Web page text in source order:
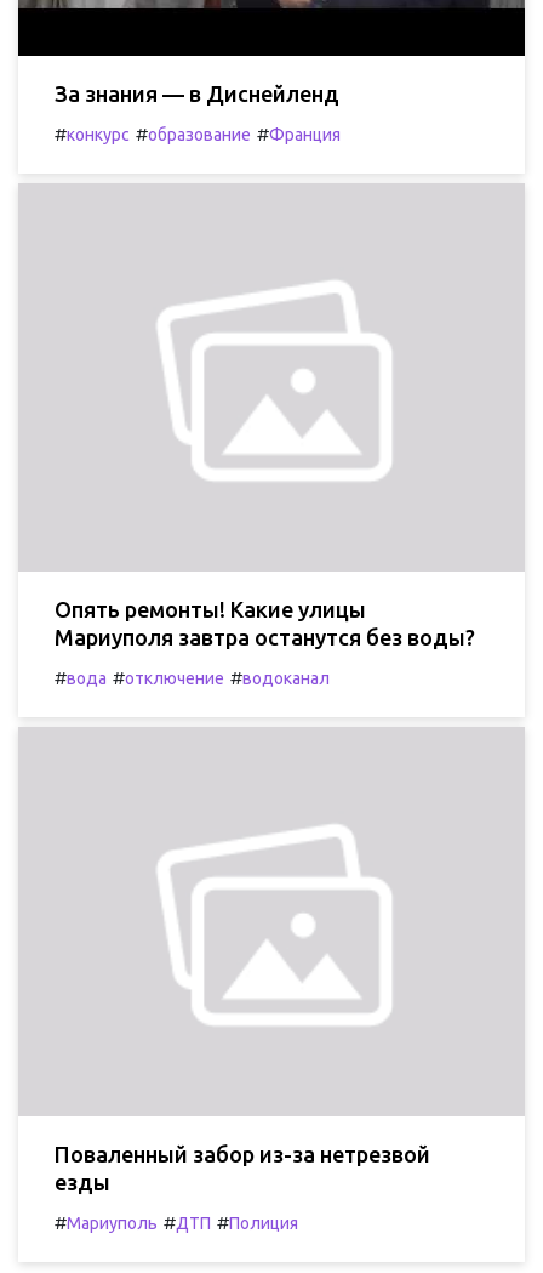
За знания — в Диснейленд
#конкурс #образование #Франция
Опять ремонты! Какие улицы
Мариуполя завтра останутся без воды?
#вода #отключение #водоканал
Поваленный забор из-за нетрезвой
езды
#Мариуполь #ДТП #Полиция